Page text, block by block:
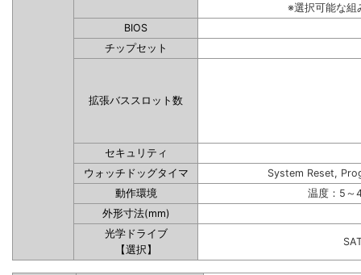
※選択可能な組
BIOS
チップセット
拡張バススロット数
セキュリティ
ウォッチドッグタイマ
System Reset,
動作環境
温度：5～
外形寸法(mm)
光学ドライブ
【選択】